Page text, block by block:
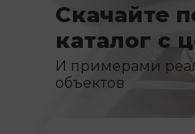
Скачайте
каталог с
И примерами
объектов